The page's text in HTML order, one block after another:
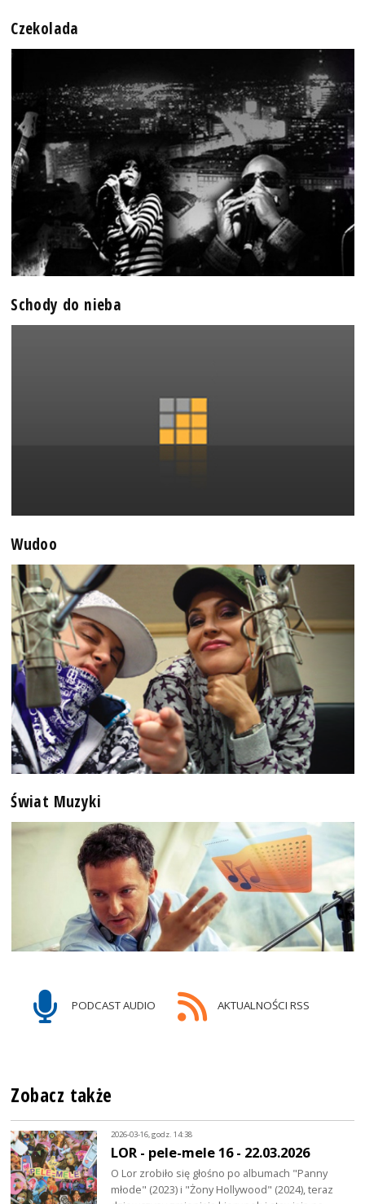
Czekolada
Schody do nieba
Wudoo
Świat Muzyki
PODCAST AUDIO AKTUALNOŚCI RSS
Zobacz także
2026-03-16, godz. 14:38
LOR - pele-mele 16 - 22.03.2026
O Lor zrobiło się głośno po albumach "Panny
młode" (2023) i "Żony Hollywood" (2024), teraz